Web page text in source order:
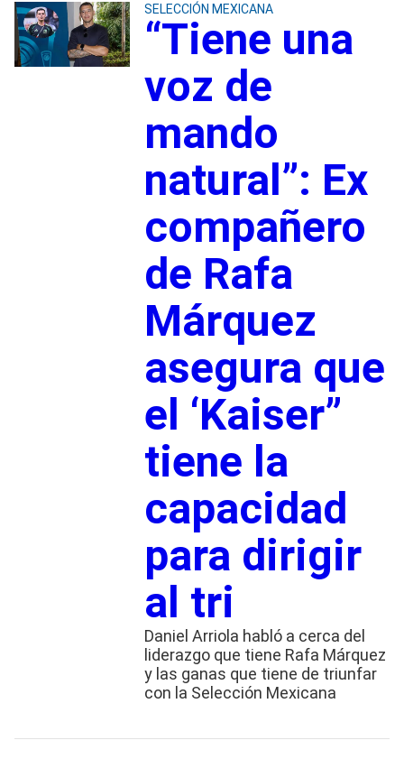
SELECCIÓN MEXICANA
“Tiene una
voz de
mando
natural”: Ex
compañero
de Rafa
Márquez
asegura que
el ‘Kaiser”
tiene la
capacidad
para dirigir
al tri
Daniel Arriola habló a cerca del
liderazgo que tiene Rafa Márquez
y las ganas que tiene de triunfar
con la Selección Mexicana